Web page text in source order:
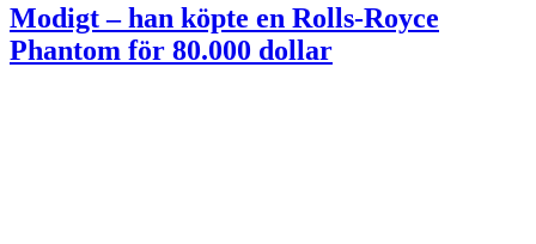
Modigt – han köpte en Rolls-Royce
Phantom för 80.000 dollar